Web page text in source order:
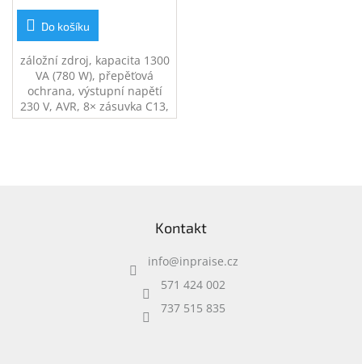
Do košíku
záložní zdroj, kapacita 1300
VA (780 W), přepěťová
ochrana, výstupní napětí
230 V, AVR, 8× zásuvka C13,
zajistí napájení při výpadku
Kontakt
info@inpraise.cz
571 424 002
737 515 835